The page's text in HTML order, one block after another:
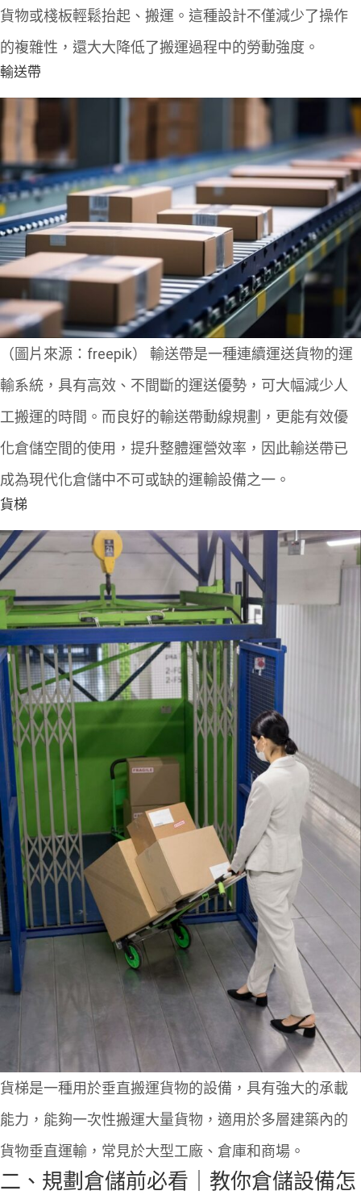
貨物或棧板輕鬆抬起、搬運。這種設計不僅減少了操作
的複雜性，還大大降低了搬運過程中的勞動強度。
輸送帶
（圖片來源：freepik）
輸送帶是一種連續運送貨物的運
輸系統，具有高效、不間斷的運送優勢，可大幅減少人
工搬運的時間。而良好的輸送帶動線規劃，更能有效優
化倉儲空間的使用，提升整體運營效率，因此輸送帶已
成為現代化倉儲中不可或缺的運輸設備之一。
貨梯
貨梯是一種用於垂直搬運貨物的設備，具有強大的承載
能力，能夠一次性搬運大量貨物，適用於多層建築內的
貨物垂直運輸，常見於大型工廠、倉庫和商場。
二、規劃倉儲前必看｜教你倉儲設備怎